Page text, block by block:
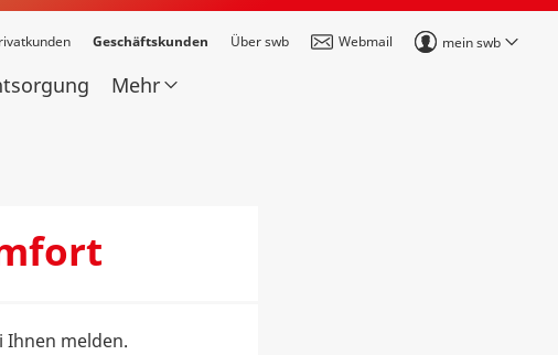
Geschäftskunden Über swb Webmail mein swb
Mehr
Ihnen melden.